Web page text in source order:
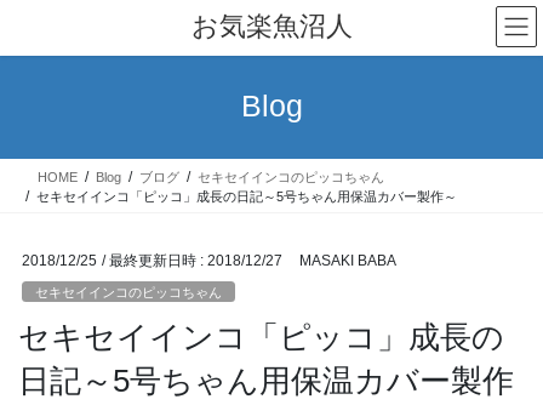
テ
ス
ゲ
ン
お気楽魚沼人
Blog
HOME Blog ブログ
セキセイインコのピッコちゃん
セキセイインコ「ピッコ」成長の日記～5号ちゃん用保温カバー製作～
2018/12/25 / 最終更新日時 : 2018/12/27 MASAKI BABA
セキセイインコのピッコちゃん
セキセイインコ「ピッコ」成長の
日記～5号ちゃん用保温カバー製作